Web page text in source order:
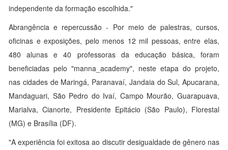
independente da formação escolhida."
Abrangência e repercussão - Por meio de palestras, cursos,
oficinas e exposições, pelo menos 12 mil pessoas, entre elas,
480 alunas e 40 professoras da educação básica, foram
beneficiadas pelo "manna_academy", neste etapa do projeto,
nas cidades de Maringá, Paranavaí, Jandaia do Sul, Apucarana,
Mandaguari, São Pedro do Ivaí, Campo Mourão, Guarapuava,
Marialva, Cianorte, Presidente Epitácio (São Paulo), Florestal
(MG) e Brasília (DF).
"A experiência foi exitosa ao discutir desigualdade de gênero nas